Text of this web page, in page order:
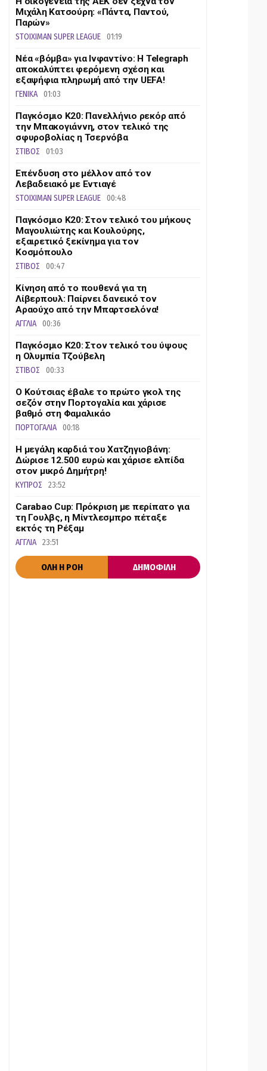
Μιχάλη Κατσούρη: «Πάντα, Παντού,
Παρών»
STOIXIMAN SUPER LEAGUE 01:19
Νέα «βόμβα» για Ινφαντίνο: Η Telegraph
αποκαλύπτει φερόμενη σχέση και
εξαψήφια πληρωμή από την UEFA!
ΓΕΝΙΚΑ 01:03
Παγκόσμιο Κ20: Πανελλήνιο ρεκόρ από
την Μπακογιάννη, στον τελικό της
σφυροβολίας η Τσερνόβα
ΣΤΙΒΟΣ 01:03
Επένδυση στο μέλλον από τον
Λεβαδειακό με Εντιαγέ
STOIXIMAN SUPER LEAGUE 00:48
Παγκόσμιο Κ20: Στον τελικό του μήκους
Μαγουλιώτης και Κουλούρης,
εξαιρετικό ξεκίνημα για τον
Κοσμόπουλο
ΣΤΙΒΟΣ 00:47
Kίνηση από το πουθενά για τη
Λίβερπουλ: Παίρνει δανεικό τον
Αραούχο από την Μπαρτσελόνα!
ΑΓΓΛΙΑ 00:36
Παγκόσμιο Κ20: Στον τελικό του ύψους
η Ολυμπία Τζούβελη
ΣΤΙΒΟΣ 00:33
Ο Κούτσιας έβαλε το πρώτο γκολ της
σεζόν στην Πορτογαλία και χάρισε
βαθμό στη Φαμαλικάο
ΠΟΡΤΟΓΑΛΙΑ 00:18
Η μεγάλη καρδιά του Χατζηγιοβάνη:
Δώρισε 12.500 ευρώ και χάρισε ελπίδα
στον μικρό Δημήτρη!
ΚΥΠΡΟΣ 23:52
Carabao Cup: Πρόκριση με περίπατο για
τη Γουλβς, η Μίντλεσμπρο πέταξε
εκτός τη Ρέξαμ
ΑΓΓΛΙΑ 23:51
ΟΛΗ Η ΡΟΗ ΔΗΜΟΦΙΛΗ